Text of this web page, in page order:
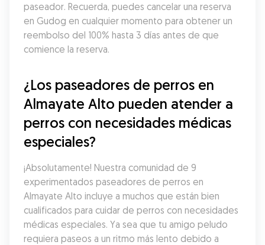
paseador. Recuerda, puedes cancelar una reserva
en Gudog en cualquier momento para obtener un
reembolso del 100% hasta 3 días antes de que
comience la reserva.
¿Los paseadores de perros en
Almayate Alto pueden atender a
perros con necesidades médicas
especiales?
¡Absolutamente! Nuestra comunidad de 9
experimentados paseadores de perros en
Almayate Alto incluye a muchos que están bien
cualificados para cuidar de perros con necesidades
médicas especiales. Ya sea que tu amigo peludo
requiera paseos a un ritmo más lento debido a